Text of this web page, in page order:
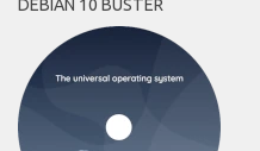
DEBIAN 10 BUSTER